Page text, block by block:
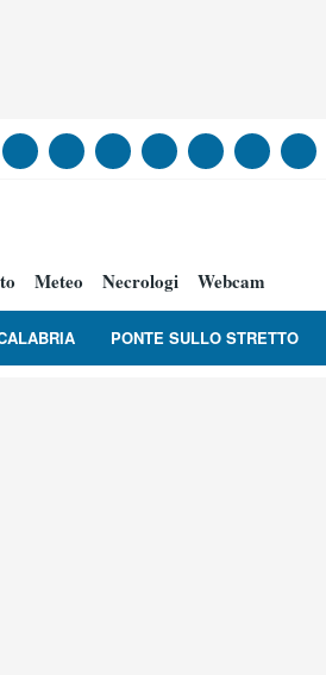
Meteo Necrologi Webcam
PONTE SULLO STRETTO